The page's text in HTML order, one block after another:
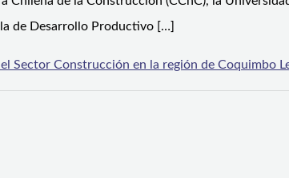
de Desarrollo Productivo […]
Sector Construcción en la región de Coquimbo